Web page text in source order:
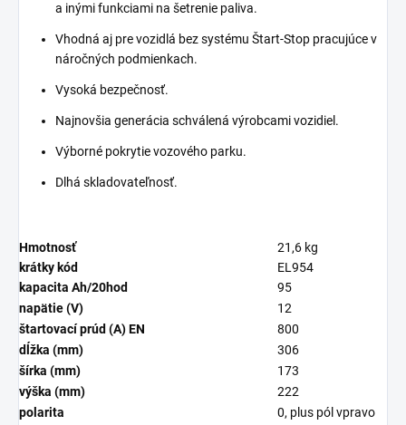
a inými funkciami na šetrenie paliva.
Vhodná aj pre vozidlá bez systému Štart-Stop pracujúce v
náročných podmienkach.
Vysoká bezpečnosť.
Najnovšia generácia schválená výrobcami vozidiel.
Výborné pokrytie vozového parku.
Dlhá skladovateľnosť.
Hmotnosť
21,6 kg
krátky kód
EL954
kapacita Ah/20hod
95
napätie (V)
12
štartovací prúd (A) EN
800
dĺžka (mm)
306
šírka (mm)
173
výška (mm)
222
polarita
0, plus pól vpravo